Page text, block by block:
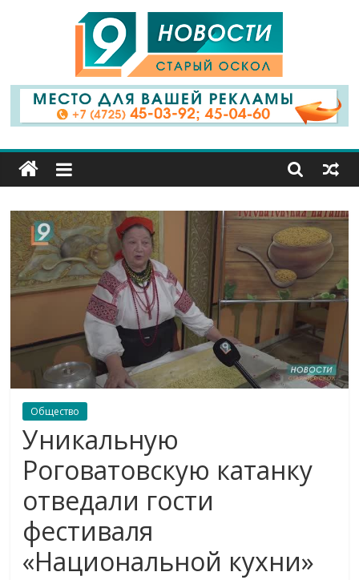
9
Канал
Старый
Оскол
Общество
Уникальную
Роговатовскую катанку
отведали гости
фестиваля
«Национальной кухни»